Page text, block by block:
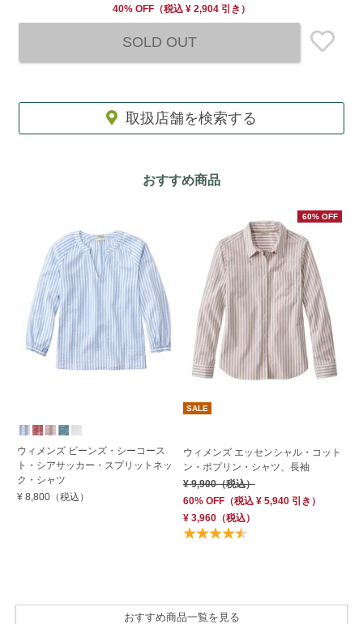
40% OFF （税込 ¥ 2,904 引き）
SOLD OUT
取扱店舗を検索する
おすすめ商品
ウィメンズ ビーンズ・シーコース
ト・シアサッカー・スプリットネッ
ク・シャツ
¥ 8,800（税込）
60% OFF
SALE
ウィメンズ エッセンシャル・コット
ン・ポプリン・シャツ、長袖
¥ 9,900（税込）
60% OFF （税込 ¥ 5,940 引き）
¥ 3,960 （税込）
おすすめ商品一覧を見る